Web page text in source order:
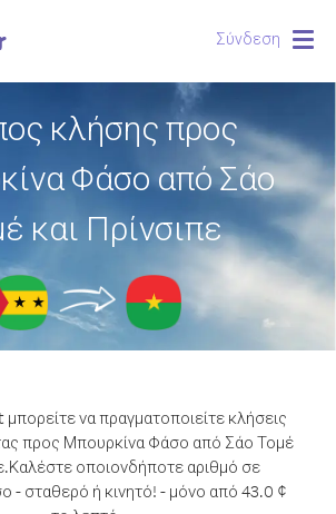
Σύνδεση
κλήσης προς
Φάσο από Σάο
και Πρίνσιπε
να πραγματοποιείτε κλήσεις
προς Μπουρκίνα Φάσο από Σάο Τομέ
Καλέστε οποιονδήποτε αριθμό σε
- σταθερό ή κινητό! - μόνο από 43.0 ¢